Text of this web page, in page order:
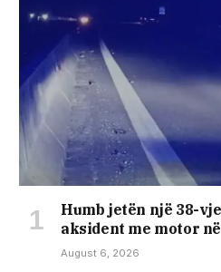
Humb jetën një 38-
aksident me motor
August 6, 2026